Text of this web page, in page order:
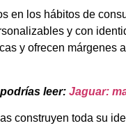
en los hábitos de
y con
y ofrecen márgenes
leer: Jaguar:
construyen toda su